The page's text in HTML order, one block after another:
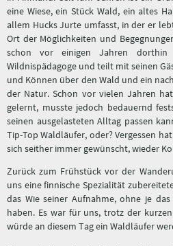
eine Wiese, ein Stück Wald, ein altes
allem Hucks Jurte umfasst, in der er
Ort der Möglichkeiten und
schon vor einigen Jahren dorthin
Wildnispädagoge und teilt mit seinen
und Können über den Wald und ein
der Natur. Schon vor vielen Jahren
gelernt, musste jedoch bedauernd
seinen ausgelasteten Alltag passen
Tip-Top Waldläufer, oder? Vergessen
sich seither immer gewünscht, wieder
Zurück zum Frühstück vor der
uns eine finnische Spezialität
das Wie seiner Aufnahme, ohne je
haben. Es war für uns, trotz der
würde an diesem Tag ein Waldläufer